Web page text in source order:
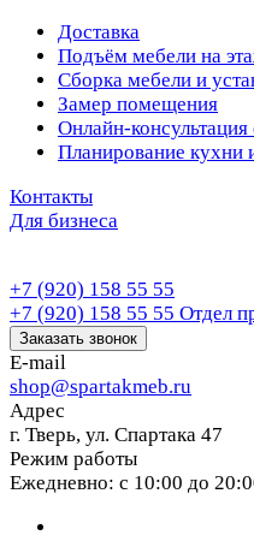
Доставка
Подъём мебели на
Сборка мебели и
Замер помещения
Онлайн-
Планирование кухни
Контакты
Для бизнеса
+7 (920) 158 55 55
+7 (920) 158 55 55 Отдел
Заказать звонок
E-mail
shop@spartakmeb.ru
Адрес
г. Тверь, ул. Спартака 47
Режим работы
Ежедневно: с 10:00 до